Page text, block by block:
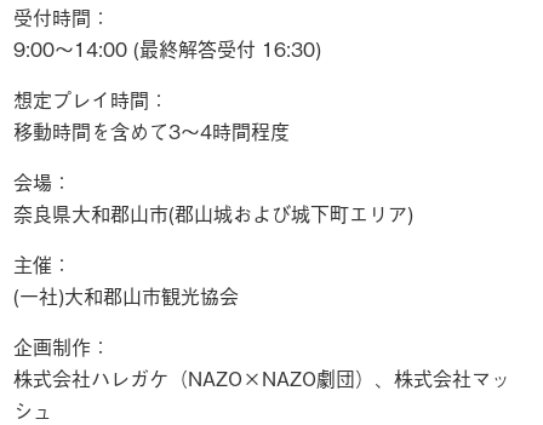
受付時間：
9:00～14:00 (最終解答受付 16:30)
想定プレイ時間：
移動時間を含めて3〜4時間程度
会場：
奈良県大和郡山市(郡山城および城下町エリア)
主催：
(一社)大和郡山市観光協会
企画制作：
株式会社ハレガケ（NAZO×NAZO劇団）、株式会社マッ
シュ